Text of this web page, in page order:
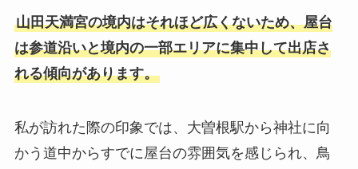
山田天満宮の境内はそれほど広くないため、屋台
は参道沿いと境内の一部エリアに集中して出店さ
れる傾向があります。
私が訪れた際の印象では、大曽根駅から神社に向
かう道中からすでに屋台の雰囲気を感じられ、鳥